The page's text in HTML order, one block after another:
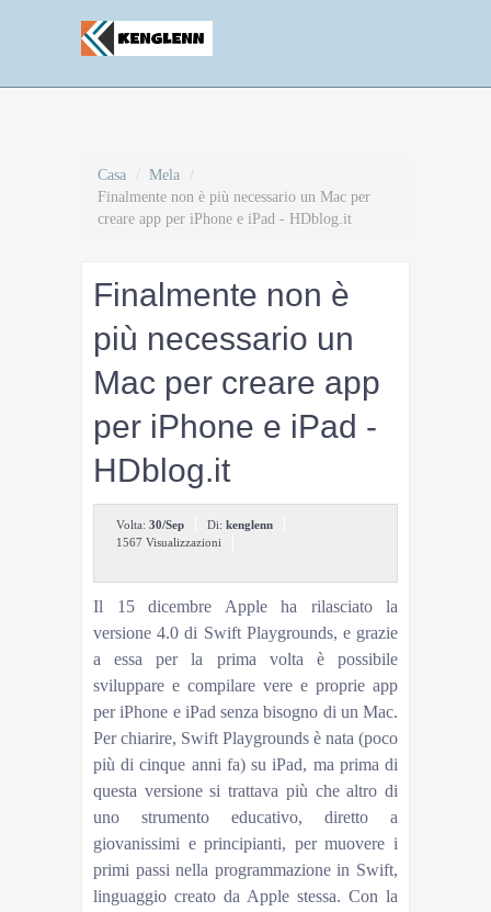
Casa / Mela /
Finalmente non è più necessario un Mac per
creare app per iPhone e iPad - HDblog.it
Finalmente non è
più necessario un
Mac per creare app
per iPhone e iPad -
HDblog.it
Volta: 30/Sep Di: kenglenn
1567 Visualizzazioni
Il 15 dicembre Apple ha rilasciato la
versione 4.0 di Swift Playgrounds, e grazie
a essa per la prima volta è possibile
sviluppare e compilare vere e proprie app
per iPhone e iPad senza bisogno di un Mac.
Per chiarire, Swift Playgrounds è nata (poco
più di cinque anni fa) su iPad, ma prima di
questa versione si trattava più che altro di
uno strumento educativo, diretto a
giovanissimi e principianti, per muovere i
primi passi nella programmazione in Swift,
linguaggio creato da Apple stessa. Con la